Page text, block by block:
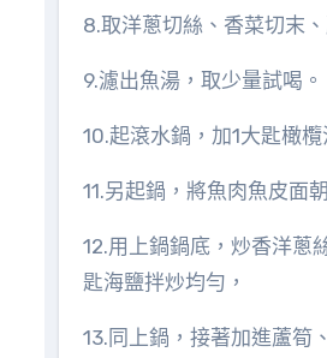
8.取洋蔥切絲、香菜切末
9.濾出魚湯，取少量試喝。
10.起滾水鍋，加1大匙橄
11.另起鍋，將魚肉魚皮面
12.用上鍋鍋底，炒香洋蔥
匙海鹽拌炒均勻，
13.同上鍋，接著加進蘆筍